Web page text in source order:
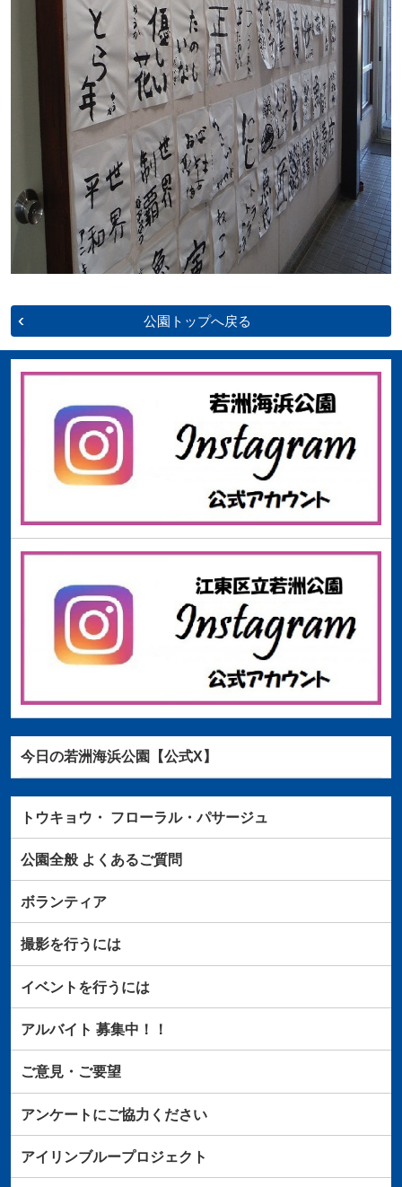
公園トップへ戻る
今日の若洲海浜公園【公式X】
トウキョウ・ フローラル・パサージュ
公園全般よくあるご質問
ボランティア
撮影を行うには
イベントを行うには
アルバイト 募集中！！
ご意見・ご要望
アンケートにご協力ください
アイリンブループロジェクト